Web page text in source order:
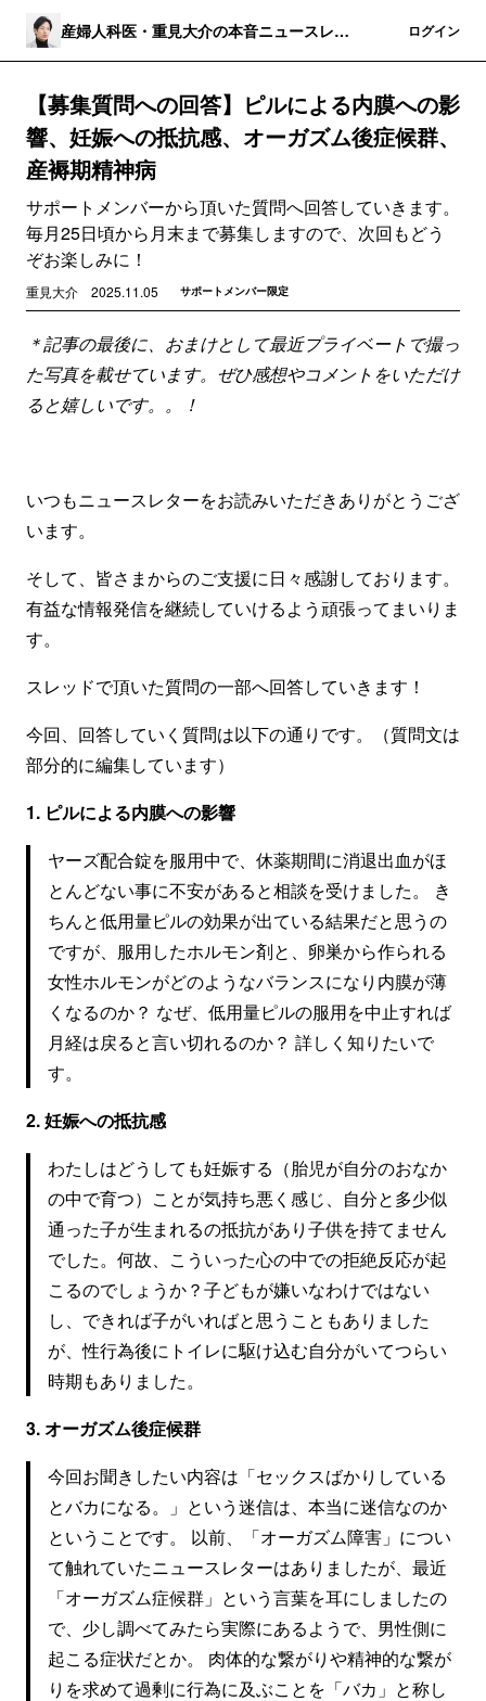
産婦人科医・重見大介の本音ニュースレタ
ログイン
【募集質問への回答】ピルによる内膜への影
響、妊娠への抵抗感、オーガズム後症候群、
産褥期精神病
サポートメンバーから頂いた質問へ回答していきます。
毎月25日頃から月末まで募集しますので、次回もどう
ぞお楽しみに！
重見大介 2025.11.05 サポートメンバー限定
＊記事の最後に、おまけとして最近プライベートで撮っ
た写真を載せています。ぜひ感想やコメントをいただけ
ると嬉しいです。。！
いつもニュースレターをお読みいただきありがとうござ
います。
そして、皆さまからのご支援に日々感謝しております。
有益な情報発信を継続していけるよう頑張ってまいりま
す。
スレッドで頂いた質問の一部へ回答していきます！
今回、回答していく質問は以下の通りです。（質問文は
部分的に編集しています）
1. ピルによる内膜への影響
ヤーズ配合錠を服用中で、休薬期間に消退出血がほ
とんどない事に不安があると相談を受けました。 き
ちんと低用量ピルの効果が出ている結果だと思うの
ですが、服用したホルモン剤と、卵巣から作られる
女性ホルモンがどのようなバランスになり内膜が薄
くなるのか？ なぜ、低用量ピルの服用を中止すれば
月経は戻ると言い切れるのか？ 詳しく知りたいで
す。
2. 妊娠への抵抗感
わたしはどうしても妊娠する（胎児が自分のおなか
の中で育つ）ことが気持ち悪く感じ、自分と多少似
通った子が生まれるの抵抗があり子供を持てません
でした。何故、こういった心の中での拒絶反応が起
こるのでしょうか？子どもが嫌いなわけではない
し、できれば子がいればと思うこともありました
が、性行為後にトイレに駆け込む自分がいてつらい
時期もありました。
3. オーガズム後症候群
今回お聞きしたい内容は「セックスばかりしている
とバカになる。」という迷信は、本当に迷信なのか
ということです。 以前、「オーガズム障害」につい
て触れていたニュースレターはありましたが、最近
「オーガズム症候群」という言葉を耳にしましたの
で、少し調べてみたら実際にあるようで、男性側に
起こる症状だとか。 肉体的な繋がりや精神的な繋が
りを求めて過剰に行為に及ぶことを「バカ」と称し